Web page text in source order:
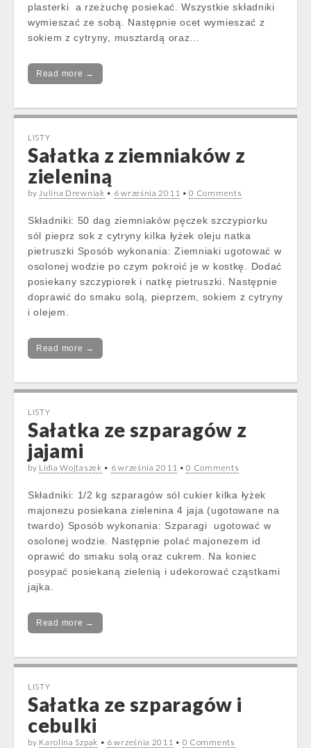
plasterki a rzeżuchę posiekać. Wszystkie składniki
wymieszać ze sobą. Następnie ocet wymieszać z
sokiem z cytryny, musztardą oraz…
Read more →
LISTY
Sałatka z ziemniaków z
zieleniną
byJulina Drewniak • 6 września 2011 •0 Comments
Składniki: 50 dag ziemniaków pęczek szczypiorku
sól pieprz sok z cytryny kilka łyżek oleju natka
pietruszki Sposób wykonania: Ziemniaki ugotować w
osolonej wodzie po czym pokroić je w kostkę. Dodać
posiekany szczypiorek i natkę pietruszki. Następnie
doprawić do smaku solą, pieprzem, sokiem z cytryny
i olejem.
Read more →
LISTY
Sałatka ze szparagów z
jajami
by Lidia Wojtaszek • 6 września 2011 •0 Comments
Składniki: 1/2 kg szparagów sól cukier kilka łyżek
majonezu posiekana zielenina 4 jaja (ugotowane na
twardo) Sposób wykonania: Szparagi ugotować w
osolonej wodzie. Następnie polać majonezem id
oprawić do smaku solą oraz cukrem. Na koniec
posypać posiekaną zielenią i udekorować cząstkami
jajka.
Read more →
LISTY
Sałatka ze szparagów i
cebulki
by Karolina Szpak • 6 września 2011 • 0 Comments